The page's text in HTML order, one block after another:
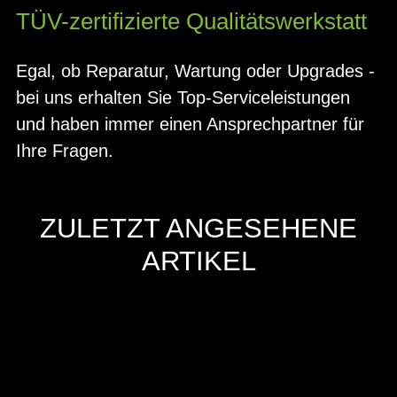
TÜV-zertifizierte Qualitätswerkstatt
Egal, ob Reparatur, Wartung oder Upgrades -
bei uns erhalten Sie Top-Serviceleistungen
und haben immer einen Ansprechpartner für
Ihre Fragen.
ZULETZT ANGESEHENE
ARTIKEL